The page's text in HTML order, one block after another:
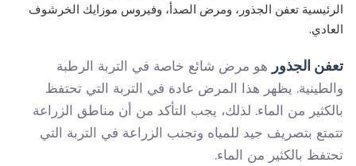
الرئيسية تعفن الجذور، ومرض الصدأ، وفيروس موزايك الخرشوف
العادي.
تعفن الجذور هو مرض شائع خاصة في التربة الرطبة
والطينية. يظهر هذا المرض عادة في التربة التي تحتفظ
بالكثير من الماء. لذلك، يجب التأكد من أن مناطق الزراعة
تتمتع بتصريف جيد للمياه وتجنب الزراعة في التربة التي
تحتفظ بالكثير من الماء.